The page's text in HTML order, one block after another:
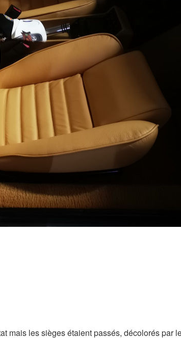
mais les sièges étaient passés, décolorés par